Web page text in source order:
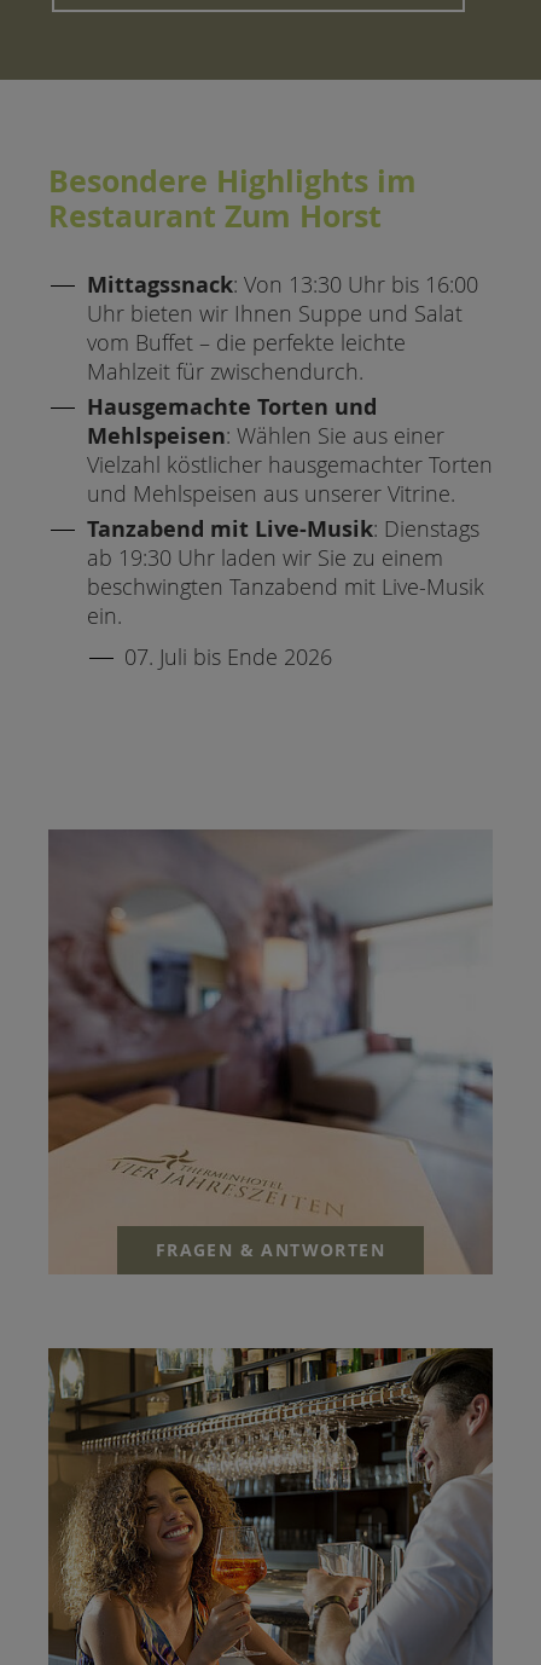
Besondere Highlights im
Restaurant Zum Horst
Mittagssnack: Von 13:30 Uhr bis 16:00
Uhr bieten wir Ihnen Suppe und Salat
vom Buffet – die perfekte leichte
Mahlzeit für zwischendurch.
Hausgemachte Torten und
Mehlspeisen: Wählen Sie aus einer
Vielzahl köstlicher hausgemachter Torten
und Mehlspeisen aus unserer Vitrine.
Tanzabend mit Live-Musik: Dienstags
ab 19:30 Uhr laden wir Sie zu einem
beschwingten Tanzabend mit Live-Musik
ein.
07. Juli bis Ende 2026
FRAGEN & ANTWORTEN